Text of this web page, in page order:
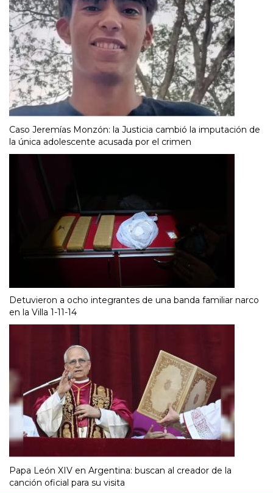
Caso Jeremías Monzón: la Justicia cambió la imputación de
la única adolescente acusada por el crimen
Detuvieron a ocho integrantes de una banda familiar narco
en la Villa 1-11-14
Papa León XIV en Argentina: buscan al creador de la
canción oficial para su visita